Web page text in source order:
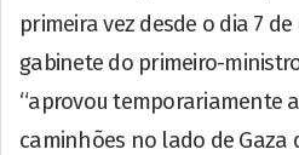
primeira vez desde o dia 7
gabinete do primeiro-
“aprovou temporariamente
caminhões no lado de Gaza